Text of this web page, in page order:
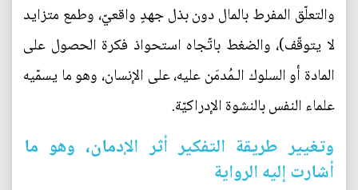
والتعلّق المفرط بالمال دون بذل جهدٍ واقعيّ، وطمع متزايد
لا يتوقّف)، والضغط باتّجاه استحواذ فكرة الحصول على
المادة أو السلوك الـمُدمَن عليه، على الإنسان، وهو ما يسمّيه
علماء النفس بالنشوة الإدراكيّة.
وتغيير طريقة التفكير أثر الإدمان، وهو ما
أشارت إليه الرواية